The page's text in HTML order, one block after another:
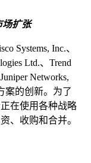
场扩张
Systems, Inc.、
Ltd.、Trend
Networks,
案的创新。为了
在使用各种战略
、收购和合并。